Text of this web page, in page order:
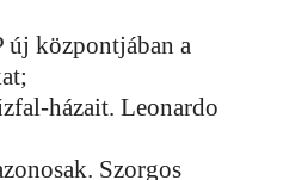
új központjában a
házait. Leonardo
Szorgos